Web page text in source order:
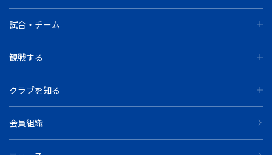
試合・チーム
観戦する
クラブを知る
会員組織